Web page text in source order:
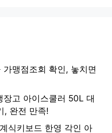
맹점조회 확인, 놓치면
장고 아이스쿨러 50L 대
, 완전 만족!
식키보드 한영 각인 아